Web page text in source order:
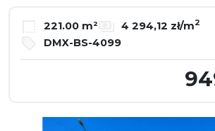
221.00 m² 4 294,12 zł/m2
DMX-BS-4099